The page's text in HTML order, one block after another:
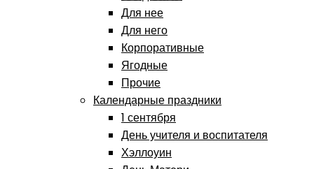
Для нее
Для него
Корпоративные
Ягодные
Прочие
Календарные праздники
1 сентября
День учителя и воспитателя
Хэллоуин